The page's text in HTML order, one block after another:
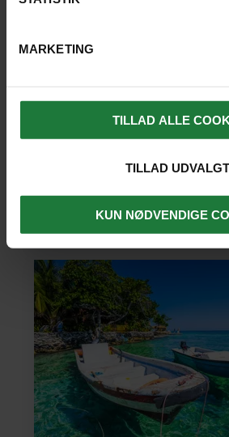
MARKETING
TILLAD ALLE
TILLAD
KUN NØDVENDIGE
Inkluderet: Privat udflugt
guide Vand og
1.830 kr. pr. barn u/ 12 år